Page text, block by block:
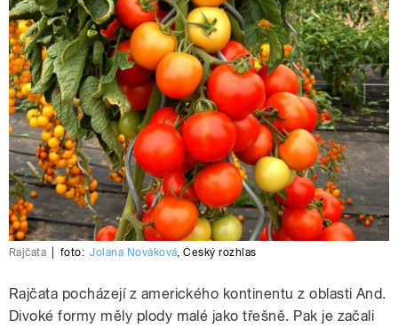
Rajčata foto: Jolana Nováková ,Český rozhlas
Rajčata pocházejí z amerického kontinentu z oblasti And.
Divoké formy měly plody malé jako třešně. Pak je začali